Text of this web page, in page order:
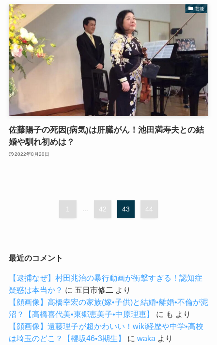
芸能
佐藤陽子の死因(病気)は肝臓がん！池田満寿夫との結
婚や馴れ初めは？
2022年8月20日
1 ... 42 43 44
最近のコメント
【逮捕なぜ】村田兆治の暴行動画が衝撃すぎる！認知症
疑惑は本当か？ に 五日市修二 より
【顔画像】高橋幸宏の家族(嫁•子供)と結婚•離婚•不倫が泥
沼？【高橋喜代美•東郷恵美子•中原理恵】
に も より
【顔画像】遠藤理子が超かわいい！wiki経歴や中学•高校
は埼玉のどこ？【櫻坂46•3期生】
に waka より